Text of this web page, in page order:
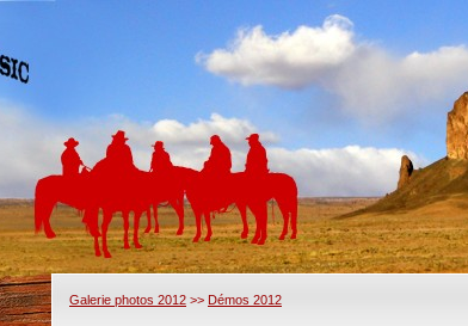
Galerie photos 2012 >> Démos 2012